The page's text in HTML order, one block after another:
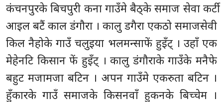
कंचनपुरके बिचपुरी कना गाउँमे बैठ्के समाज सेवा कर्टी
आइल बटैं काल डंगौरा । कालु डगैरा एकठो समाजसेवी
किल नैहोके गाउँ चलुइया भलमन्साफें हुइँट् । उहाँ एक
मेहेनटि किसान फें हुइँट् । कालु डंगौराके गाउँके मनैफे
बहुट मजामजा बटिन । अपन गाउँमे एकरुता बटिन ।
हुँकारके गाउँ समाजके किसनवाँ हुकनके बिच्चेम ।